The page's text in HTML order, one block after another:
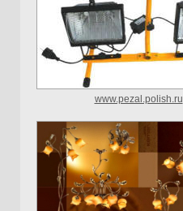
www.pezal.polish.ru